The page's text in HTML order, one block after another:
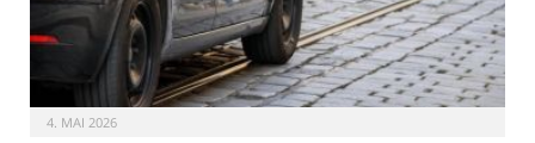
4. MAI 2026